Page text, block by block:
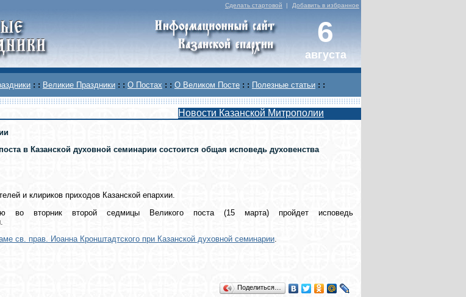
Сделать стартовой | Добавить в избранное
6
августа
: : Великие Праздники : : О Постах : : О Великом Посте : : Полезные статьи : :
Новости Казанской Митрополии
в Казанской духовной семинарии состоится общая исповедь духовенства
и клириков приходов Казанской епархии.
во вторник второй седмицы Великого поста (15 марта) пройдет исповедь
св. прав. Иоанна Кронштадтского при Казанской духовной семинарии
Поделиться…